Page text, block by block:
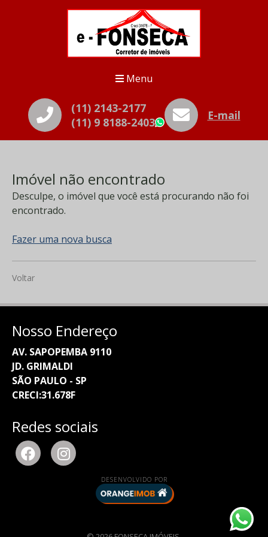
Menu
(11) 2143-2177
(11) 9 8188-2403
WhatsApp
E-mail
Imóvel não encontrado
Desculpe, o imóvel que você está procurando não foi
encontrado.
Fazer uma nova busca
Voltar
Nosso Endereço
AV. SAPOPEMBA 9110
JD. GRIMALDI
SÃO PAULO - SP
CRECI:31.678F
Redes sociais
DESENVOLVIDO POR